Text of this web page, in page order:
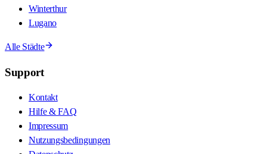
Winterthur
Lugano
Alle Städte
Support
Kontakt
Hilfe & FAQ
Impressum
Nutzungsbedingungen